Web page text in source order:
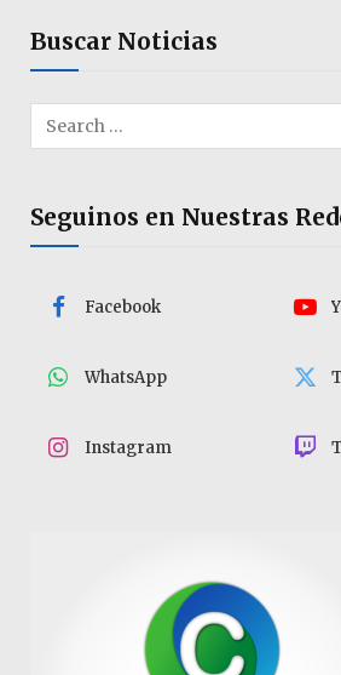
Buscar Noticias
Seguinos en Nuestras
Facebook
WhatsApp
Instagram